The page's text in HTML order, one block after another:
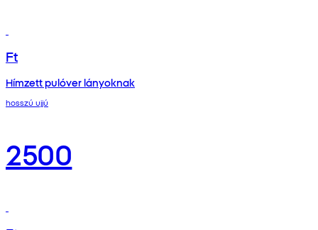
Ft
Hímzett pulóver lányoknak
hosszú ujjú
2500